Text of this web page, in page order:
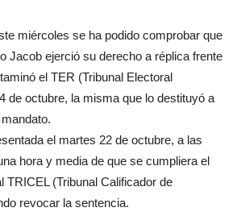
miércoles se ha podido comprobar que
Jacob ejerció su derecho a réplica frente
el TER (Tribunal Electoral
de octubre, la misma que lo destituyó a
el martes 22 de octubre, a las
hora y media de que se cumpliera el
TRICEL (Tribunal Calificador de
revocar la sentencia.